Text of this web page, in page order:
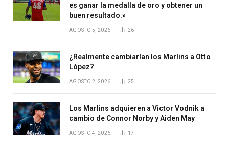
es ganar la medalla de oro y obtener un
buen resultado.»
AGOSTO 5, 2026 26
¿Realmente cambiarían los Marlins a Otto
López?
AGOSTO 2, 2026 25
Los Marlins adquieren a Victor Vodnik a
cambio de Connor Norby y Aiden May
AGOSTO 4, 2026 17